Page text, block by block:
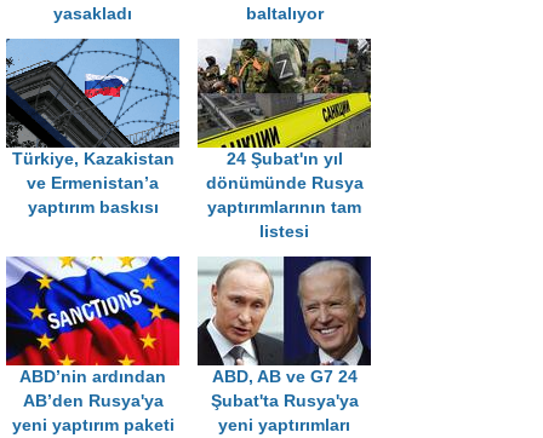
yasakladı
baltalıyor
Türkiye, Kazakistan
ve Ermenistan’a
yaptırım baskısı
24 Şubat'ın yıl
dönümünde Rusya
yaptırımlarının tam
listesi
ABD’nin ardından
AB’den Rusya'ya
yeni yaptırım paketi
ABD, AB ve G7 24
Şubat'ta Rusya'ya
yeni yaptırımları